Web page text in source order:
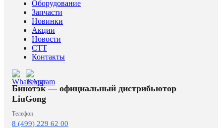
Оборудование
Запчасти
Новинки
Акции
Новости
CTT
Контакты
Бинотэк — официальный дистрибьютор
LiuGong
Телефон
8 (499) 229 62 00